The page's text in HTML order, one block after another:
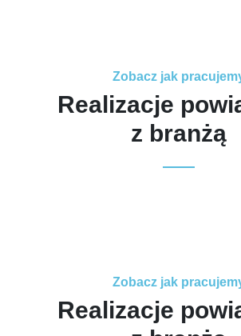
Zobacz jak
Realizacje
z branżą
Zobacz jak
Realizacje